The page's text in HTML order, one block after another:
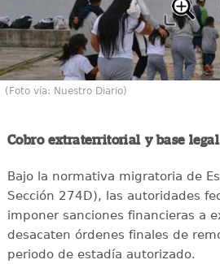
(Foto vía: Nuestro Diario)
Cobro extraterritorial y base legal
Bajo la normativa migratoria de
Sección 274D), las autoridades
imponer sanciones financieras a
desacaten órdenes finales de
periodo de estadía autorizado.